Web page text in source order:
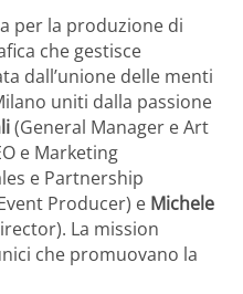
per la produzione di
che gestisce
dall’unione delle menti
uniti dalla passione
(General Manager e Art
e Marketing
e Partnership
Producer) e Michele
La mission
che promuovano la